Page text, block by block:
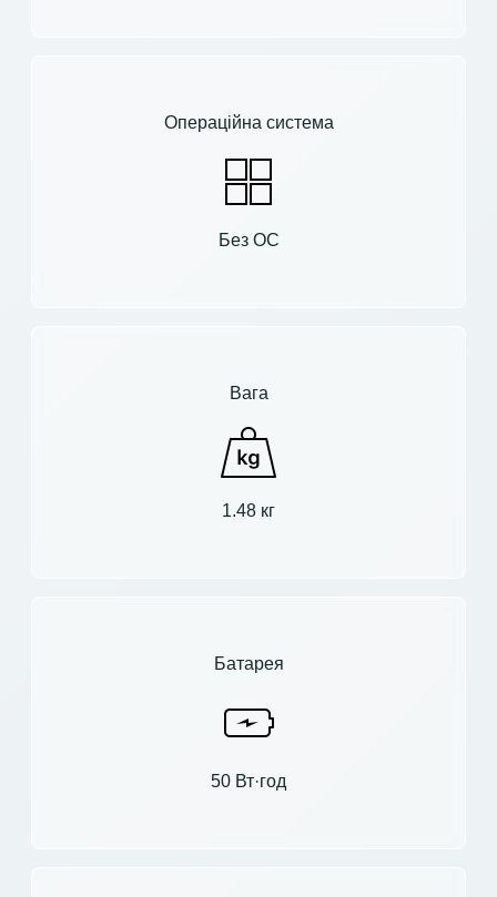
Операційна система
Без ОС
Вага
1.48 кг
Батарея
50 Вт·год